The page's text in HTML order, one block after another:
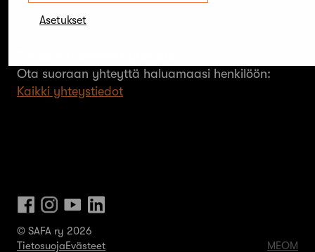
Asetukset
00500 Helsinki
Ota suoraan yhteyttä haluamaasi henkilöön:
Kaikki yhteystiedot
© SAFA ry 2026
TietosuojaEvästeet MEOM